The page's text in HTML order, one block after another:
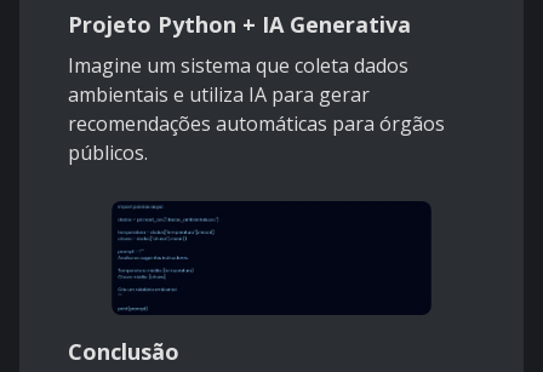
Projeto Python + IA Generativa
Imagine um sistema que coleta dados
ambientais e utiliza IA para gerar
recomendações automáticas para órgãos
públicos.
Conclusão